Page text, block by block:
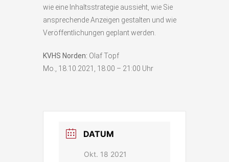
wie eine Inhaltsstrategie aussieht, wie Sie
ansprechende Anzeigen gestalten und wie
Veröffentlichungen geplant werden.
KVHS Norden: Olaf Topf
Mo., 18.10.2021, 18:00 – 21:00 Uhr
DATUM
Okt. 18 2021